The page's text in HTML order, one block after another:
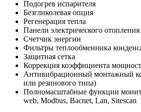
Подогрев испарителя
Безгликолевая опция
Регенерация тепла
Панели электрического отопления
Счетчик энергии
Фильтры теплообменника
Защитная сетка
Коррекция коэффициента
Антивибрационный монтажный
или резинового типа)
Полномасштабные функции
web, Modbus, Bacnet, Lan, Sitescan